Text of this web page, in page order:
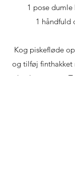
1 pose dumle
1 håndfuld
Kog piskefløde
og tilføj
dumle og smør.